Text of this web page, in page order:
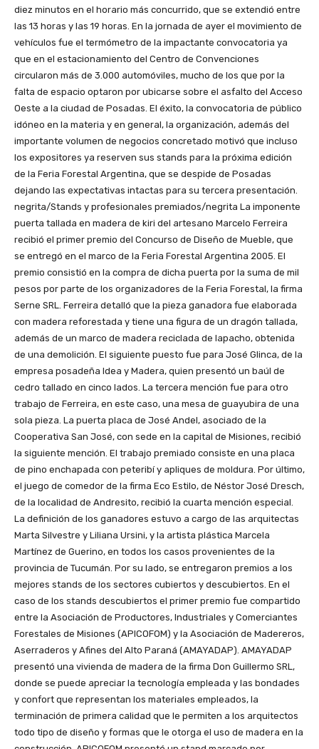
diez minutos en el horario más concurrido, que se extendió entre
las 13 horas y las 19 horas. En la jornada de ayer el movimiento de
vehículos fue el termómetro de la impactante convocatoria ya
que en el estacionamiento del Centro de Convenciones
circularon más de 3.000 automóviles, mucho de los que por la
falta de espacio optaron por ubicarse sobre el asfalto del Acceso
Oeste a la ciudad de Posadas. El éxito, la convocatoria de público
idóneo en la materia y en general, la organización, además del
importante volumen de negocios concretado motivó que incluso
los expositores ya reserven sus stands para la próxima edición
de la Feria Forestal Argentina, que se despide de Posadas
dejando las expectativas intactas para su tercera presentación.
negrita/Stands y profesionales premiados/negrita La imponente
puerta tallada en madera de kiri del artesano Marcelo Ferreira
recibió el primer premio del Concurso de Diseño de Mueble, que
se entregó en el marco de la Feria Forestal Argentina 2005. El
premio consistió en la compra de dicha puerta por la suma de mil
pesos por parte de los organizadores de la Feria Forestal, la firma
Serne SRL. Ferreira detalló que la pieza ganadora fue elaborada
con madera reforestada y tiene una figura de un dragón tallada,
además de un marco de madera reciclada de lapacho, obtenida
de una demolición. El siguiente puesto fue para José Glinca, de la
empresa posadeña Idea y Madera, quien presentó un baúl de
cedro tallado en cinco lados. La tercera mención fue para otro
trabajo de Ferreira, en este caso, una mesa de guayubira de una
sola pieza. La puerta placa de José Andel, asociado de la
Cooperativa San José, con sede en la capital de Misiones, recibió
la siguiente mención. El trabajo premiado consiste en una placa
de pino enchapada con peteribí y apliques de moldura. Por último,
el juego de comedor de la firma Eco Estilo, de Néstor José Dresch,
de la localidad de Andresito, recibió la cuarta mención especial.
La definición de los ganadores estuvo a cargo de las arquitectas
Marta Silvestre y Liliana Ursini, y la artista plástica Marcela
Martínez de Guerino, en todos los casos provenientes de la
provincia de Tucumán. Por su lado, se entregaron premios a los
mejores stands de los sectores cubiertos y descubiertos. En el
caso de los stands descubiertos el primer premio fue compartido
entre la Asociación de Productores, Industriales y Comerciantes
Forestales de Misiones (APICOFOM) y la Asociación de Madereros,
Aserraderos y Afines del Alto Paraná (AMAYADAP). AMAYADAP
presentó una vivienda de madera de la firma Don Guillermo SRL,
donde se puede apreciar la tecnología empleada y las bondades
y confort que representan los materiales empleados, la
terminación de primera calidad que le permiten a los arquitectos
todo tipo de diseño y formas que le otorga el uso de madera en la